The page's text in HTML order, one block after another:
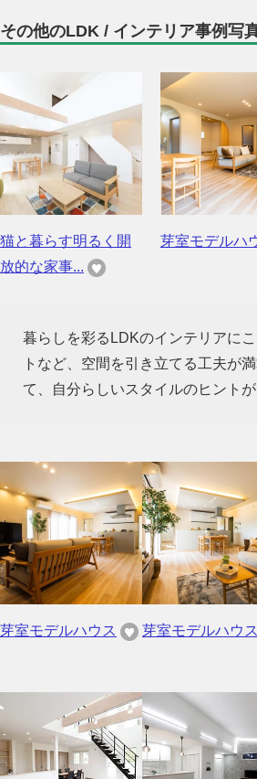
その他のLDK / インテリア事例写
猫と暮らす明るく開
放的な家事...
芽室モデルハ
暮らしを彩るLDKのインテリアに
トなど、空間を引き立てる工夫が
て、自分らしいスタイルのヒント
芽室モデルハウス 芽室モデルハウス